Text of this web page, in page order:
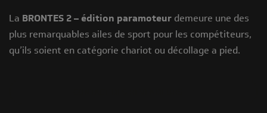
La BRONTES 2 – édition paramoteur demeure une des
plus remarquables ailes de sport pour les compétiteurs,
qu’ils soient en catégorie chariot ou décollage a pied.